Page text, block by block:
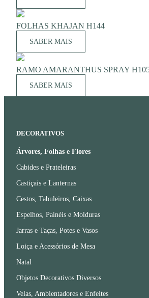
FOLHAS KHAJAN H144
SABER MAIS
RAMO AMARANTHUS SPRAY
SABER MAIS
DECORATIVOS
Árvores, Folhas e Flores
Cabides e Prateleiras
Castiçais e Lanternas
Cestos, Tabuleiros, Caixas
Espelhos, Painéis e Molduras
Jarras e Taças, Potes e Vasos
Loiça e Acessórios de Mesa
Natal
Objetos Decorativos Diversos
Velas, Ambientadores e Enfeites